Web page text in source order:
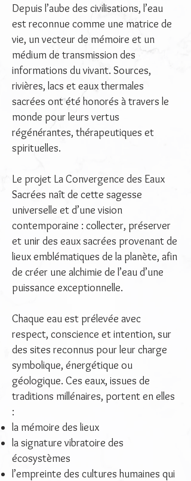
Depuis l’aube des civilisations, l’eau
est reconnue comme une matrice de
vie, un vecteur de mémoire et un
médium de transmission des
informations du vivant. Sources,
rivières, lacs et eaux thermales
sacrées ont été honorés à travers le
monde pour leurs vertus
régénérantes, thérapeutiques et
spirituelles.
Le projet La Convergence des Eaux
Sacrées naît de cette sagesse
universelle et d’une vision
contemporaine : collecter, préserver
et unir des eaux sacrées provenant de
lieux emblématiques de la planète, afin
de créer une alchimie de l’eau d’une
puissance exceptionnelle.
Chaque eau est prélevée avec
respect, conscience et intention, sur
des sites reconnus pour leur charge
symbolique, énergétique ou
géologique. Ces eaux, issues de
traditions millénaires, portent en elles
:
la mémoire des lieux
la signature vibratoire des
écosystèmes
l’empreinte des cultures humaines qui